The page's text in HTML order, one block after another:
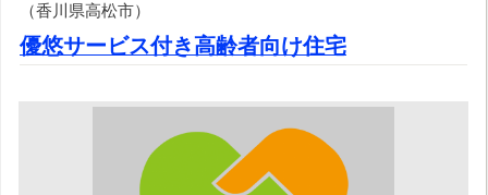
（香川県高松市）
優悠サービス付き高齢者向け住宅